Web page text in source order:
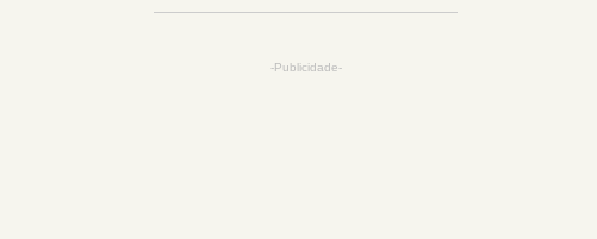
-Publicidade-